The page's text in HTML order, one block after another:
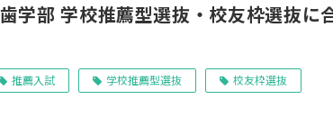
学部 学校推薦型選抜・校友枠選抜に
推薦入試 学校推薦型選抜 校友枠選抜